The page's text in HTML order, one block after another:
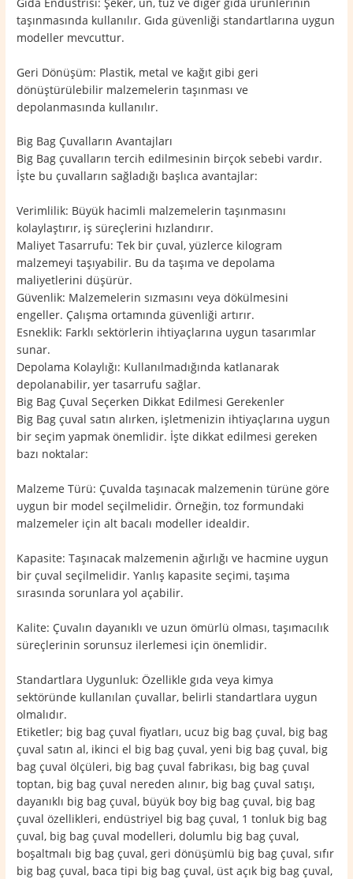
taşınmasında kullanılır. Gıda güvenliği standartlarına uygun
modeller mevcuttur.
Geri Dönüşüm: Plastik, metal ve kağıt gibi geri
dönüştürülebilir malzemelerin taşınması ve
depolanmasında kullanılır.
Big Bag Çuvalların Avantajları
Big Bag çuvalların tercih edilmesinin birçok sebebi vardır.
İşte bu çuvalların sağladığı başlıca avantajlar:
Verimlilik: Büyük hacimli malzemelerin taşınmasını
kolaylaştırır, iş süreçlerini hızlandırır.
Maliyet Tasarrufu: Tek bir çuval, yüzlerce kilogram
malzemeyi taşıyabilir. Bu da taşıma ve depolama
maliyetlerini düşürür.
Güvenlik: Malzemelerin sızmasını veya dökülmesini
engeller. Çalışma ortamında güvenliği artırır.
Esneklik: Farklı sektörlerin ihtiyaçlarına uygun tasarımlar
sunar.
Depolama Kolaylığı: Kullanılmadığında katlanarak
depolanabilir, yer tasarrufu sağlar.
Big Bag Çuval Seçerken Dikkat Edilmesi Gerekenler
Big Bag çuval satın alırken, işletmenizin ihtiyaçlarına uygun
bir seçim yapmak önemlidir. İşte dikkat edilmesi gereken
bazı noktalar:
Malzeme Türü: Çuvalda taşınacak malzemenin türüne göre
uygun bir model seçilmelidir. Örneğin, toz formundaki
malzemeler için alt bacalı modeller idealdir.
Kapasite: Taşınacak malzemenin ağırlığı ve hacmine uygun
bir çuval seçilmelidir. Yanlış kapasite seçimi, taşıma
sırasında sorunlara yol açabilir.
Kalite: Çuvalın dayanıklı ve uzun ömürlü olması, taşımacılık
süreçlerinin sorunsuz ilerlemesi için önemlidir.
Standartlara Uygunluk: Özellikle gıda veya kimya
sektöründe kullanılan çuvallar, belirli standartlara uygun
olmalıdır.
Etiketler; big bag çuval fiyatları, ucuz big bag çuval, big bag
çuval satın al, ikinci el big bag çuval, yeni big bag çuval, big
bag çuval ölçüleri, big bag çuval fabrikası, big bag çuval
toptan, big bag çuval nereden alınır, big bag çuval satışı,
dayanıklı big bag çuval, büyük boy big bag çuval, big bag
çuval özellikleri, endüstriyel big bag çuval, 1 tonluk big bag
çuval, big bag çuval modelleri, dolumlu big bag çuval,
boşaltmalı big bag çuval, geri dönüşümlü big bag çuval, sıfır
big bag çuval, baca tipi big bag çuval, üst açık big bag çuval,